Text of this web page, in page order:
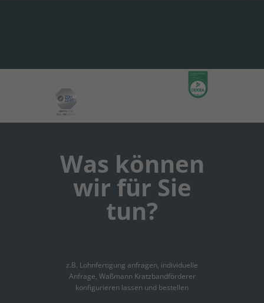
Was können
wir für Sie
tun?
z.B. Lohnfertigung anfragen, individuelle
Anfrage, Waßmann Kratzbandförderer
konfigurieren lassen und bestellen